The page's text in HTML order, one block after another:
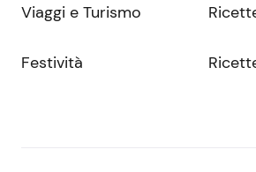
Viaggi e Turismo
Festività